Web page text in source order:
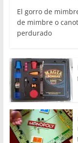
El gorro de
de mimbre o
perdurado